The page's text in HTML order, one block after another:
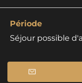
Période
Séjour possible